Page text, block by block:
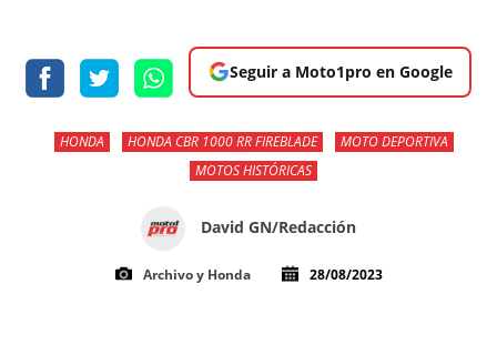
Seguir a Moto1pro en Google
HONDA HONDA CBR 1000 RR FIREBLADE
MOTO DEPORTIVA
MOTOS HISTÓRICAS
David GN/Redacción
Archivo y Honda 28/08/2023